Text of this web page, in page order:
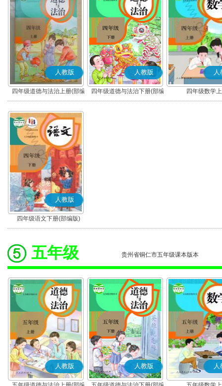
人教版
四年级道德与法治上册(部编
版)
人教版
四年级道德与法治下册(部编
版)
人
四年级数学
人教版
四年级语文下册(部编版)
五年级 贵州省铜仁市五年级课本版本
人教版 人教版 人